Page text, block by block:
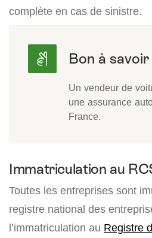
complète en cas de sinistre.
Un vendeur de
une assurance
France.
Immatriculation au
Toutes les entreprises sont
registre national des
l’immatriculation au Registre